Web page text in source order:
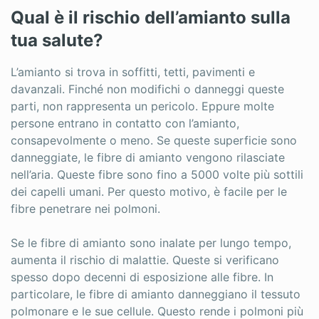
Qual è il rischio dell’amianto sulla
tua salute?
L’amianto si trova in soffitti, tetti, pavimenti e
davanzali. Finché non modifichi o danneggi queste
parti, non rappresenta un pericolo. Eppure molte
persone entrano in contatto con l’amianto,
consapevolmente o meno. Se queste superficie sono
danneggiate, le fibre di amianto vengono rilasciate
nell’aria. Queste fibre sono fino a 5000 volte più sottili
dei capelli umani. Per questo motivo, è facile per le
fibre penetrare nei polmoni.
Se le fibre di amianto sono inalate per lungo tempo,
aumenta il rischio di malattie. Queste si verificano
spesso dopo decenni di esposizione alle fibre. In
particolare, le fibre di amianto danneggiano il tessuto
polmonare e le sue cellule. Questo rende i polmoni più